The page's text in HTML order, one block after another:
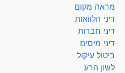
מראה מקום
דיני הלוואות
דיני חברות
דיני מיסים
ביטול עיקול
לשון הרע